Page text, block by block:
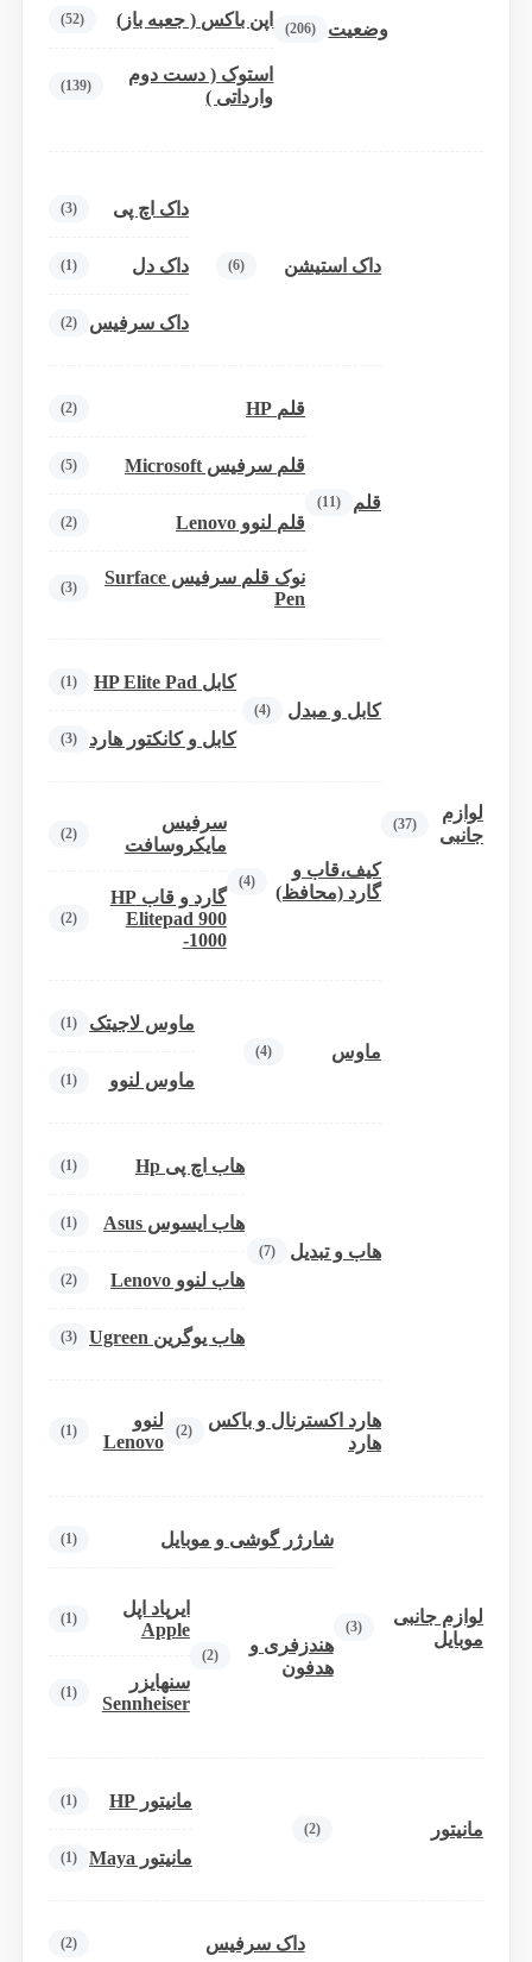
وضعیت (206) اپن باکس ( جعبه باز) (52)
استوک ( دست دوم
وارداتی )
(139)
لوازم
جانبی
(37)
داک استیشن (6)
داک اچ پی (3)
داک دل (1)
داک سرفیس (2)
قلم (11)
قلم HP (2)
قلم سرفیس Microsoft (5)
قلم لنوو Lenovo (2)
نوک قلم سرفیس Surface
Pen
(3)
کابل و مبدل (4)
کابل HP Elite Pad (1)
کابل و کانکتور هارد (3)
کیف،قاب و
گارد (محافظ)
(4)
سرفیس
مایکروسافت
(2)
گارد و قاب HP
Elitepad 900
-1000
(2)
ماوس (4)
ماوس لاجیتک (1)
ماوس لنوو (1)
هاب و تبدیل (7)
هاب اچ پی Hp (1)
هاب ایسوس Asus (1)
هاب لنوو Lenovo (2)
هاب یوگرین Ugreen (3)
هارد اکسترنال و باکس
هارد
(2)
لنوو
Lenovo
(1)
لوازم جانبی
موبایل
(3)
شارژر گوشی و موبایل (1)
هندزفری و
هدفون
(2)
ایرپاد اپل
Apple
(1)
سنهایزر
Sennheiser
(1)
مانیتور (2)
مانیتور HP (1)
مانیتور Maya (1)
داک سرفیس (2)